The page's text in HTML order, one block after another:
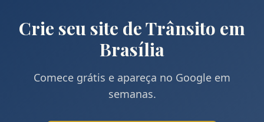
Crie seu site deTrânsito em
Brasília
Comece grátis e apareça no Google em
semanas.